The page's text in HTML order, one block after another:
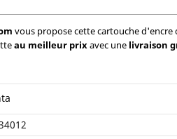
vous propose cette cartouche d'encre
au meilleur prix avec une livraison